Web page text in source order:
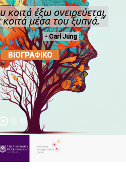
- Carl Jung
κοιτά έξω ονειρεύεται,
μέσα του ξυπνά."
ΒΙΟΓΡΑΦΙΚΟ